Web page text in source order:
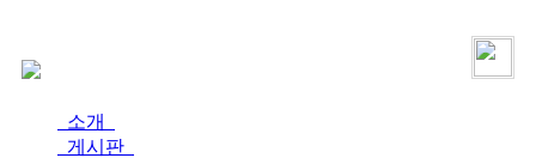
소개
게시판